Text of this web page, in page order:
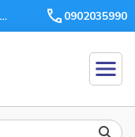
CÔNG TY TNHH THIẾT BỊ VÀ CÔNG NGHỆ CHÂU GIANG 0902035990